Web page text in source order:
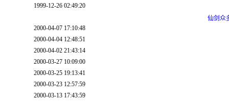
1999-12-26 02:49:20
仙剑众
2000-04-07 17:10:48
2000-04-04 12:48:51
2000-04-02 21:43:14
2000-03-27 10:09:00
2000-03-25 19:13:41
2000-03-23 12:57:59
2000-03-13 17:43:59